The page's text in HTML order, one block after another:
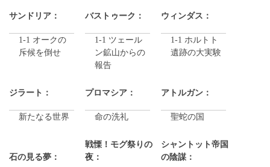
サンドリア： バストゥーク： ウィンダス：
1-1 オークの
斥候を倒せ
1-1 ツェール
ン鉱山からの
報告
1-1 ホルトト
遺跡の大実験
ジラート： プロマシア： アトルガン：
新たなる世界 命の洗礼 聖蛇の国
石の見る夢：
戦慄！モグ祭りの
夜：
シャントット帝国
の陰謀：